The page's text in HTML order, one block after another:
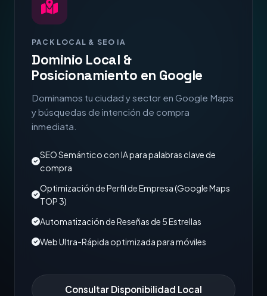
PACK LOCAL & SEO IA
Dominio Local &
Posicionamiento en Google
Dominamos tu ciudad y sector en Google Maps
y búsquedas de intención de compra
inmediata.
SEO Semántico con IA para palabras clave de
compra
Optimización de Perfil de Empresa (Google Maps
TOP 3)
Automatización de Reseñas de 5 Estrellas
Web Ultra-Rápida optimizada para móviles
Consultar Disponibilidad Local